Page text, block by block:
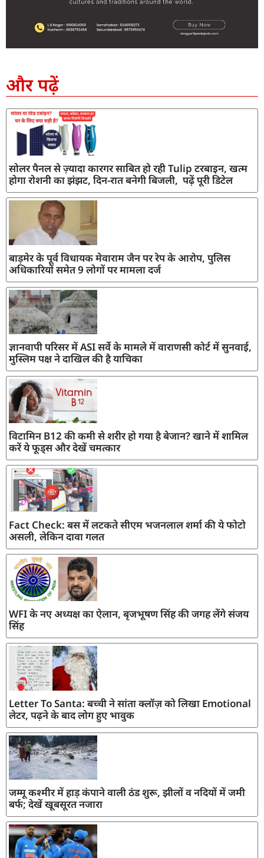
और पढ़ें
सोलर पैनल से ज़्यादा कारगर साबित हो रही Tulip टरबाइन, खत्म
होगा रोशनी का झंझट, दिन-रात बनेगी बिजली, पढ़ें पूरी डिटेल
बाड़मेर के पूर्व विधायक मेवाराम जैन पर रेप के आरोप, पुलिस
अधिकारियों समेत 9 लोगों पर मामला दर्ज
ज्ञानवापी परिसर में ASI सर्वे के मामले में वाराणसी कोर्ट में सुनवाई,
मुस्लिम पक्ष ने दाखिल की है याचिका
विटामिन B12 की कमी से शरीर हो गया है बेजान? खाने में शामिल
करें ये फूड्स और देखें चमत्कार
Fact Check: बस में लटकते सीएम भजनलाल शर्मा की ये फोटो
असली, लेकिन दावा गलत
WFI के नए अध्यक्ष का ऐलान, बृजभूषण सिंह की जगह लेंगे संजय
सिंह
Letter To Santa: बच्ची ने सांता क्लॉज़ को लिखा Emotional
लेटर, पढ़ने के बाद लोग हुए भावुक
जम्मू कश्मीर में हाड़ कंपाने वाली ठंड शुरू, झीलों व नदियों में जमी
बर्फ; देखें खूबसूरत नजारा